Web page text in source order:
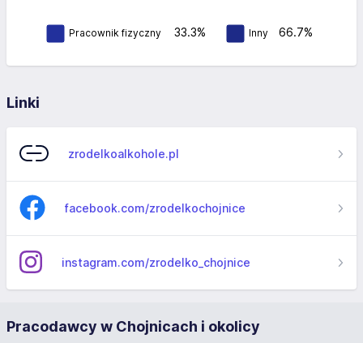
Pracownik fizyczny 33.3% Inny 66.7%
Linki
zrodelkoalkohole.pl
facebook.com/zrodelkochojnice
instagram.com/zrodelko_chojnice
Pracodawcy w Chojnicach i okolicy